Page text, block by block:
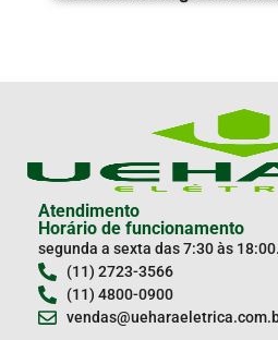
Atendimento
Horário de funcionamento
segunda a sexta das 7:30 às 18:00.
(11) 2723-3566
(11) 4800-0900